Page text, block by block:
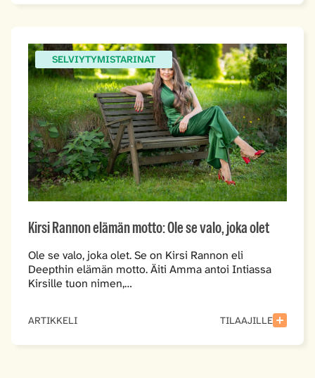
SELVIYTYMISTARINAT
Kirsi Rannon elämän motto: Ole se valo, joka olet
Ole se valo, joka olet. Se on Kirsi Rannon eli
Deepthin elämän motto. Äiti Amma antoi Intiassa
Kirsille tuon nimen,…
ARTIKKELI TILAAJILLE